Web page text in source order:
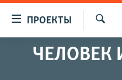
упрощенного
ПРОЕКТЫ
ПРОГРАММЫ
ЧЕЛОВЕК